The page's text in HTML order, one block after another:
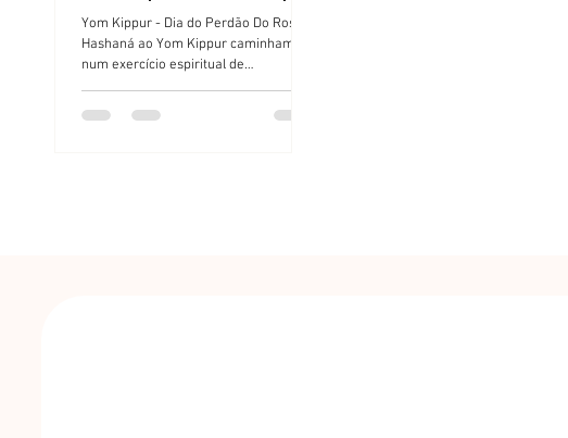
Yom Kippur - Dia do Perdão Do Rosh
Hashaná ao Yom Kippur caminhamos
num exercício espiritual de
transformação de nossa natureza,
como?...